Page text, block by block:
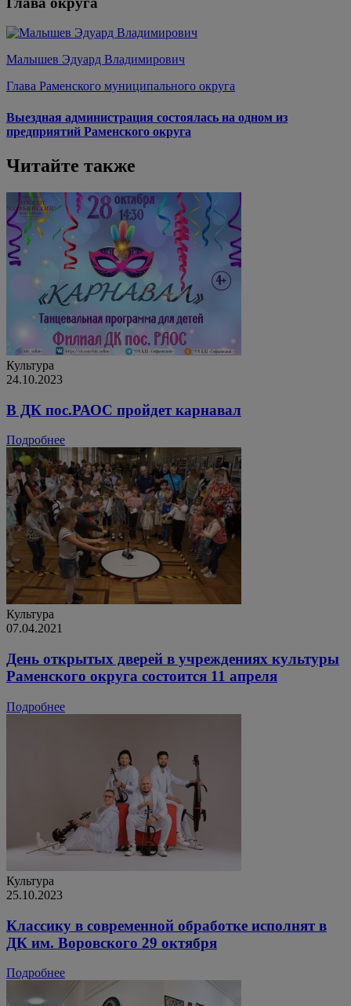
Малышев Эдуард Владимирович
Глава Раменского муниципального округа
Выездная администрация состоялась на одном из
предприятий Раменского округа
Читайте также
Культура
24.10.2023
В ДК пос.РАОС пройдет карнавал
Подробнее
Культура
07.04.2021
День открытых дверей в учреждениях культуры
Раменского округа состоится 11 апреля
Подробнее
Культура
25.10.2023
Классику в современной обработке исполнят в
ДК им. Воровского 29 октября
Подробнее